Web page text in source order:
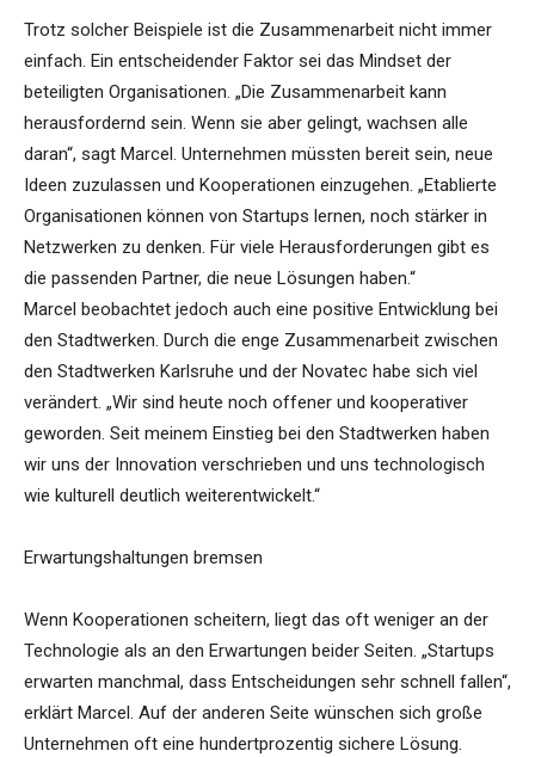
Trotz solcher Beispiele ist die Zusammenarbeit nicht immer
einfach. Ein entscheidender Faktor sei das Mindset der
beteiligten Organisationen. „Die Zusammenarbeit kann
herausfordernd sein. Wenn sie aber gelingt, wachsen alle
daran“, sagt Marcel. Unternehmen müssten bereit sein, neue
Ideen zuzulassen und Kooperationen einzugehen. „Etablierte
Organisationen können von Startups lernen, noch stärker in
Netzwerken zu denken. Für viele Herausforderungen gibt es
die passenden Partner, die neue Lösungen haben.“
Marcel beobachtet jedoch auch eine positive Entwicklung bei
den Stadtwerken. Durch die enge Zusammenarbeit zwischen
den Stadtwerken Karlsruhe und der Novatec habe sich viel
verändert. „Wir sind heute noch offener und kooperativer
geworden. Seit meinem Einstieg bei den Stadtwerken haben
wir uns der Innovation verschrieben und uns technologisch
wie kulturell deutlich weiterentwickelt.“
Erwartungshaltungen bremsen
Wenn Kooperationen scheitern, liegt das oft weniger an der
Technologie als an den Erwartungen beider Seiten. „Startups
erwarten manchmal, dass Entscheidungen sehr schnell fallen“,
erklärt Marcel. Auf der anderen Seite wünschen sich große
Unternehmen oft eine hundertprozentig sichere Lösung.